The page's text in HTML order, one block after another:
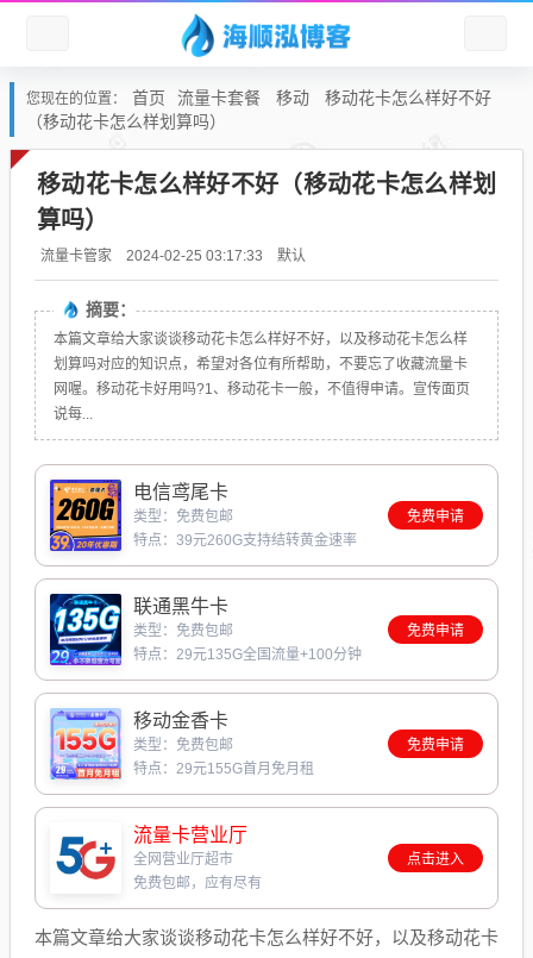
您现在的位置： 首页 流量卡套餐 移动
移动花卡怎么样好不好
（移动花卡怎么样划算吗）
移动花卡怎么样好不好（移动花卡怎么样划
算吗）
流量卡管家 2024-02-25 03:17:33 默认
摘要：
本篇文章给大家谈谈移动花卡怎么样好不好，以及移动花卡怎么样
划算吗对应的知识点，希望对各位有所帮助，不要忘了收藏流量卡
网喔。移动花卡好用吗?1、移动花卡一般，不值得申请。宣传面页
说每...
电信鸢尾卡
类型：免费包邮
特点：39元260G支持结转黄金速率
免费申请
联通黑牛卡
类型：免费包邮
特点：29元135G全国流量+100分钟
免费申请
移动金香卡
类型：免费包邮
特点：29元155G首月免月租
免费申请
流量卡营业厅
全网营业厅超市
免费包邮，应有尽有
点击进入
本篇文章给大家谈谈移动花卡怎么样好不好，以及移动花卡